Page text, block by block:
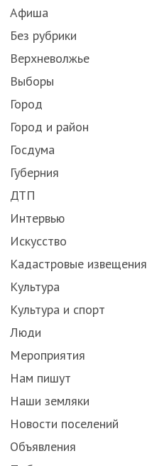
Афиша
Без рубрики
Верхневолжье
Выборы
Город
Город и район
Госдума
Губерния
ДТП
Интервью
Искусство
Кадастровые извещения
Культура
Культура и спорт
Люди
Мероприятия
Нам пишут
Наши земляки
Новости поселений
Объявления